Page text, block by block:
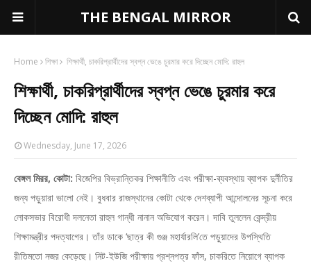
THE BENGAL MIRROR
Home শিক্ষা শিক্ষার্থী, চাকরিপ্রার্থীদের স্বপ্ন ভেঙে চুরমার করে দিচ্ছেন মোদি: রাহুল
শিক্ষার্থী, চাকরিপ্রার্থীদের স্বপ্ন ভেঙে চুরমার করে
দিচ্ছেন মোদি: রাহুল
Wednesday, June 17, 2026
বেঙ্গল মিরর, কোটা: বিজেপির বিভ্রান্তিকর শিক্ষানীতি এবং পরীক্ষা-ব্যবস্থায় ব্যাপক দুর্নীতির
জন্য পড়ুয়ারা ভালো নেই। বুধবার রাজস্থানের কোটা থেকে দেশব্যাপী আন্দোলনের সূচনা করে
লোকসভার বিরোধী দলনেতা রাহুল গান্ধী নানান অভিযোগ করেন। দাবি তুললেন কেন্দ্রীয়
শিক্ষামন্ত্রীর পদত্যাগের। তাঁর ডাকে ‘ছাত্র কী গুঞ্জ মহার্যারলি’তে পড়ুয়াদের উপস্থিতি
রীতিমতো নজর কেড়েছে। নিট-ইউজি পরীক্ষায় প্রশ্নপত্র ফাঁস, চাকরিতে নিয়োগে ব্যাপক